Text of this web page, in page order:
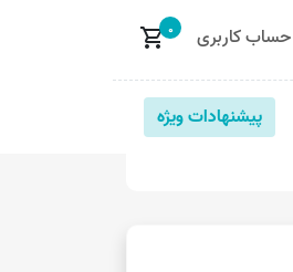
حساب کاربری shopping_cart0
پیشنهادات ویژه